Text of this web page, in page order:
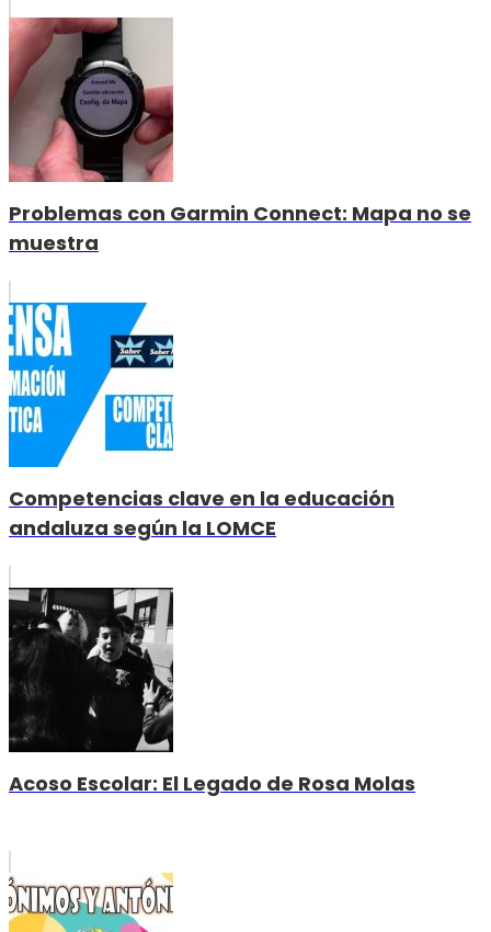
Problemas con Garmin Connect: Mapa no se
muestra
Competencias clave en la educación
andaluza según la LOMCE
Acoso Escolar: El Legado de Rosa Molas